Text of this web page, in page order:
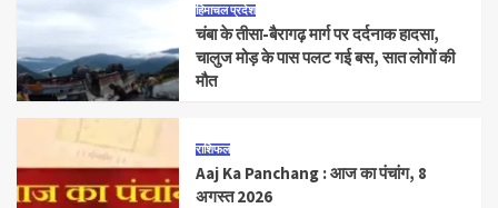
हिमाचल प्रदेश
चंबा के तीसा-बैरागढ़ मार्ग पर दर्दनाक हादसा,
चालुज मोड़ के पास पलट गई बस, सात लोगों की
मौत
राशिफल
Aaj Ka Panchang : आज का पंचांग, 8
अगस्त 2026